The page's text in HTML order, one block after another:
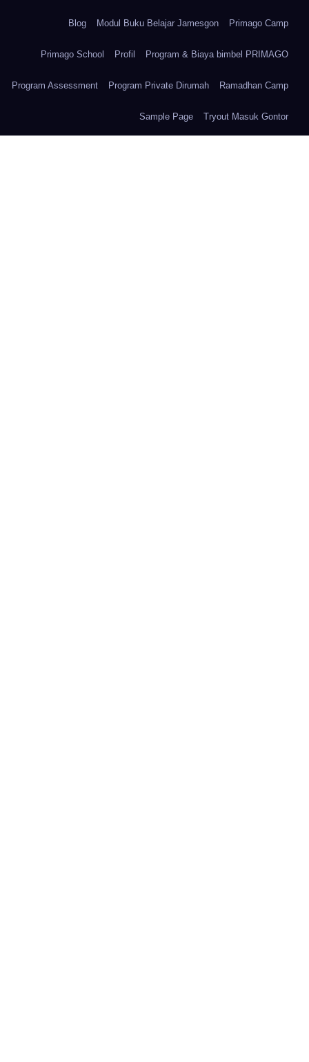
Blog Modul Buku Belajar Jamesgon Primago Camp
Primago School Profil Program & Biaya bimbel PRIMAGO
Program Assessment Program Private Dirumah Ramadhan Camp
Sample Page Tryout Masuk Gontor